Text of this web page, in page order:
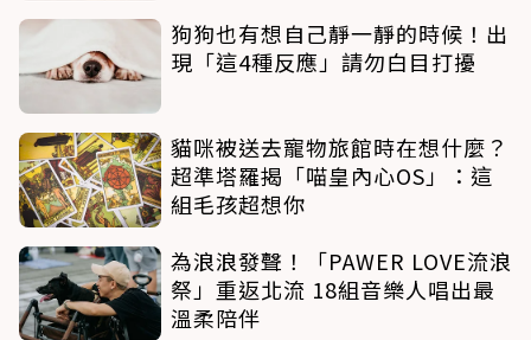
狗狗也有想自己靜一靜的時候！出
現「這4種反應」請勿白目打擾
貓咪被送去寵物旅館時在想什麼？
超準塔羅揭「喵皇內心OS」：這
組毛孩超想你
為浪浪發聲！「PAWER LOVE流浪
祭」重返北流 18組音樂人唱出最
溫柔陪伴